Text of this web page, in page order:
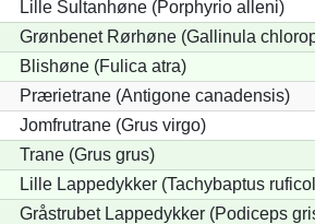
Lille Sultanhøne (Porphyrio alleni)
Grønbenet Rørhøne (Gallinula
Blishøne (Fulica atra)
Prærietrane (Antigone canadensis)
Jomfrutrane (Grus virgo)
Trane (Grus grus)
Lille Lappedykker (Tachybaptus
Gråstrubet Lappedykker (Podiceps